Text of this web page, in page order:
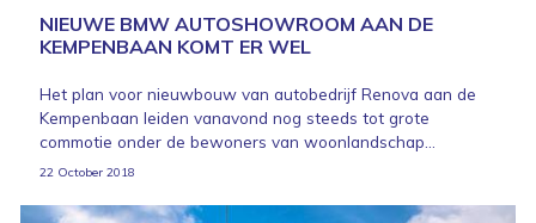
NIEUWE BMW AUTOSHOWROOM AAN DE
KEMPENBAAN KOMT ER WEL
Het plan voor nieuwbouw van autobedrijf Renova aan de
Kempenbaan leiden vanavond nog steeds tot grote
commotie onder de bewoners van woonlandschap...
22 October 2018